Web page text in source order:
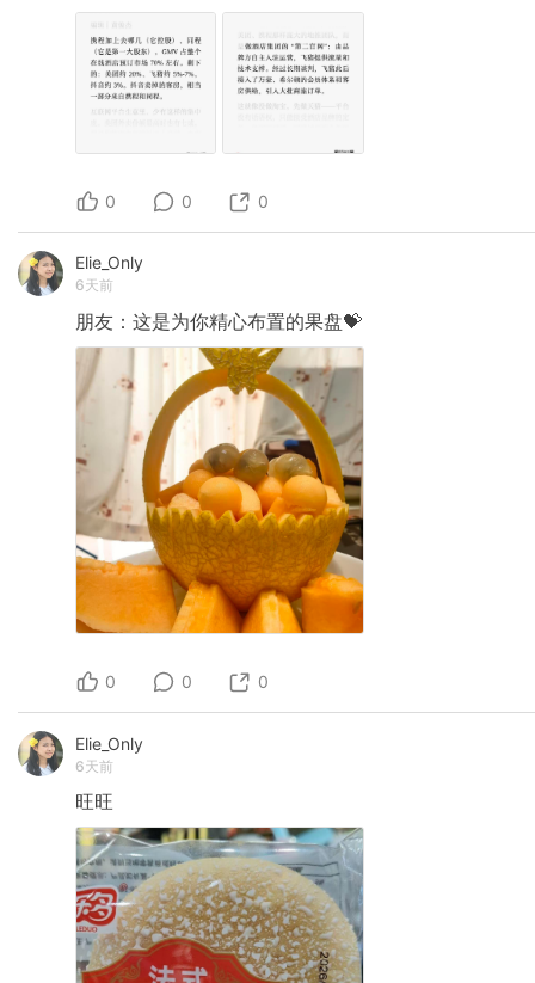
0 0 0
Elie_Only
6天前
朋友：这是为你精心布置的果盘💝
0 0 0
Elie_Only
6天前
旺旺